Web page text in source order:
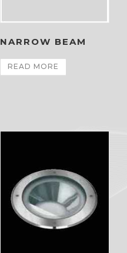
NARROW BEAM
READ MORE